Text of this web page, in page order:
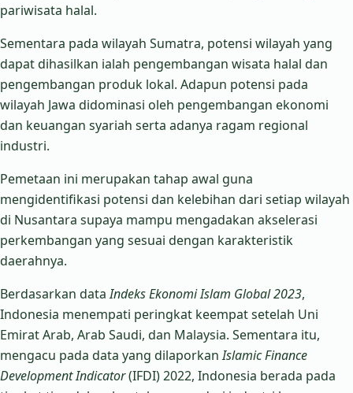
pariwisata halal.
Sementara pada wilayah Sumatra, potensi wilayah yang
dapat dihasilkan ialah pengembangan wisata halal dan
pengembangan produk lokal. Adapun potensi pada
wilayah Jawa didominasi oleh pengembangan ekonomi
dan keuangan syariah serta adanya ragam regional
industri.
Pemetaan ini merupakan tahap awal guna
mengidentifikasi potensi dan kelebihan dari setiap wilayah
di Nusantara supaya mampu mengadakan akselerasi
perkembangan yang sesuai dengan karakteristik
daerahnya.
Berdasarkan dataIndeks Ekonomi Islam Global 2023,
Indonesia menempati peringkat keempat setelah Uni
Emirat Arab, Arab Saudi, dan Malaysia. Sementara itu,
mengacu pada data yang dilaporkanIslamic Finance
Development Indicator(IFDI) 2022, Indonesia berada pada